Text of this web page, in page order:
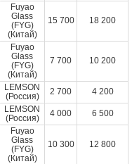
Fuyao
Glass
(FYG)
(Китай)
15 700 18 200
Fuyao
Glass
(FYG)
(Китай)
7 700 10 200
LEMSON
(Россия)
2 700 4 200
LEMSON
(Россия)
4 000 6 500
Fuyao
Glass
(FYG)
(Китай)
10 300 12 800